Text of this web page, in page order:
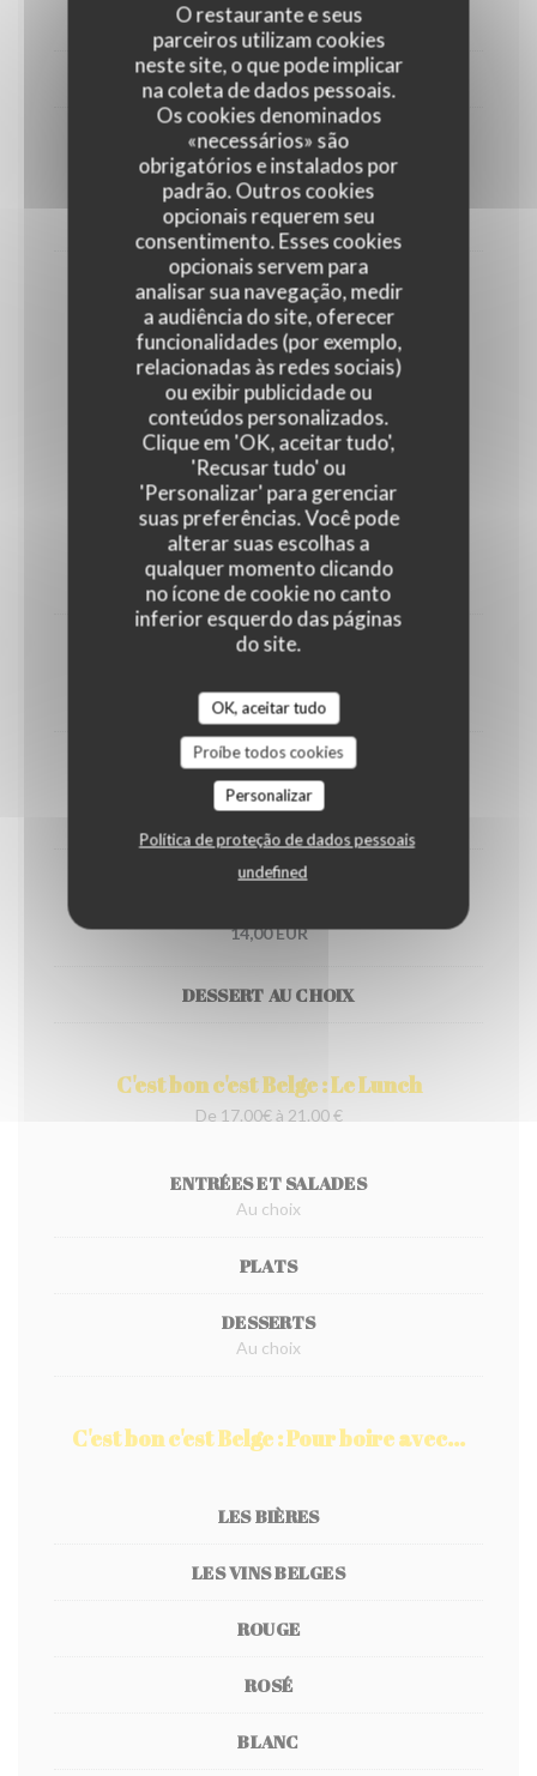
O restaurante e seus
parceiros utilizam cookies
neste site, o que pode implicar
na coleta de dados pessoais.
Os cookies denominados
«necessários» são
obrigatórios e instalados por
padrão. Outros cookies
opcionais requerem seu
consentimento. Esses cookies
opcionais servem para
analisar sua navegação, medir
a audiência do site, oferecer
funcionalidades (por exemplo,
relacionadas às redes sociais)
ou exibir publicidade ou
conteúdos personalizados.
Clique em 'OK, aceitar tudo',
'Recusar tudo' ou
'Personalizar' para gerenciar
suas preferências. Você pode
alterar suas escolhas a
qualquer momento clicando
no ícone de cookie no canto
inferior esquerdo das páginas
do site.
OK, aceitar tudo
Proíbe todos cookies
Personalizar
Política de proteção de dados pessoais
undefined
20,00 EUR
EN SAISON, DE FIN OCTOBRE À DÉBUT AVRIL
Chicons gratin
Endives, jambon, purée, fromage
23,00 EUR
Bruxiflette
Pomme de terre, chicons, lardons, fromage
23,00 EUR
Et pour nos Ketjes
Gamins
10,00 EUR
PLAT AU CHOIX
Boulettes tomate
14,00 EUR
Stoemp saucisse
14,00 EUR
14,00 EUR
DESSERT AU CHOIX
C'est bon c'est Belge : Le Lunch
De 17.00€ à 21.00 €
ENTRÉES ET SALADES
Au choix
PLATS
DESSERTS
Au choix
C'est bon c'est Belge : Pour boire avec...
LES BIÈRES
LES VINS BELGES
ROUGE
ROSÉ
BLANC